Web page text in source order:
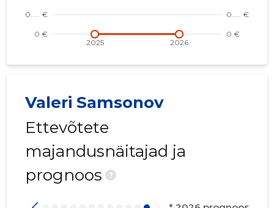
Valeri Samsonov
Ettevõtete
majandusnäitajad ja
prognoos
?